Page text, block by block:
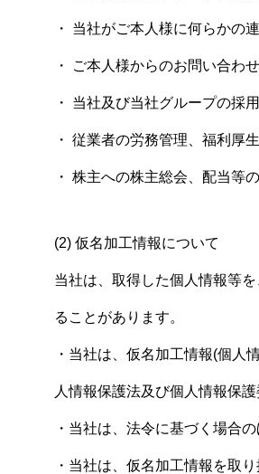
・ 当社がご本人様に何らかの
・ ご本人様からのお問い合わ
・ 当社及び当社グループの採
・ 従業者の労務管理、福利厚
・ 株主への株主総会、配当等
(2) 仮名加工情報について
当社は、取得した個人情報等
ることがあります。
・当社は、仮名加工情報(個人
人情報保護法及び個人情報保
・当社は、法令に基づく場合
・当社は、仮名加工情報を取